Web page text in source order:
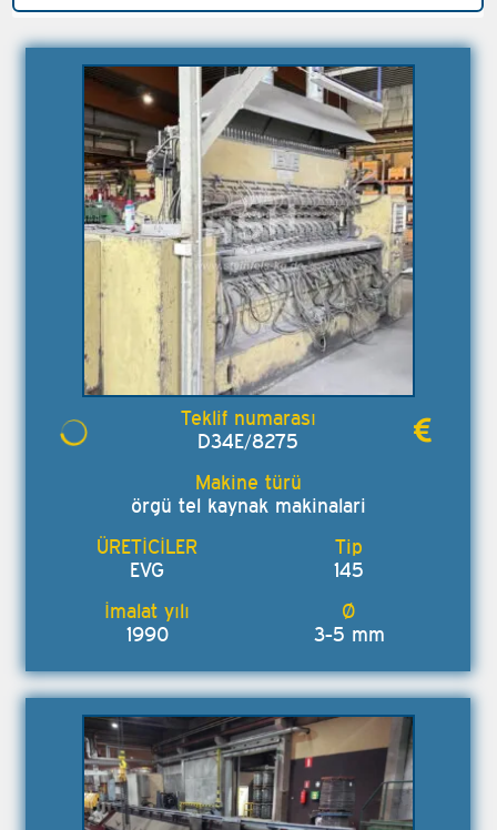
D34E/8275
örgü tel kaynak makinalari
EVG 145
1990 3-5 mm